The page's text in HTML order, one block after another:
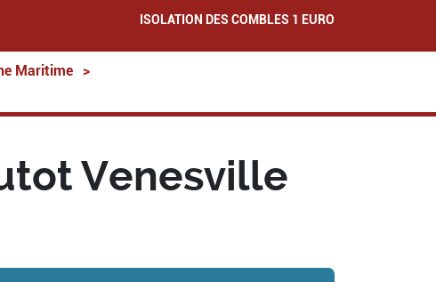
ISOLATION DES COMBLES 1 EURO
Maritime
>
Venesville